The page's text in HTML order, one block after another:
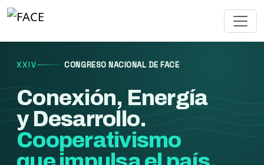
XXIV CONGRESO NACIONAL DE FACE
Conexión, Energía
y Desarrollo.
Cooperativismo